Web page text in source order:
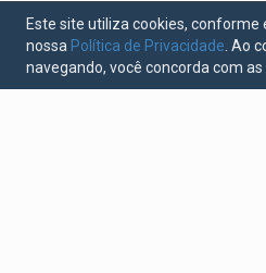
Este site utiliza cookies, conforme
nossa Política de Privacidade . Ao
navegando, você concorda com as